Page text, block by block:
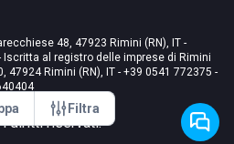
Filtra
48, 47923 Rimini (RN), IT -
al registro delle imprese di Rimini
47924 Rimini (RN), IT - +39 0541 772375 -
i diritti riservati.